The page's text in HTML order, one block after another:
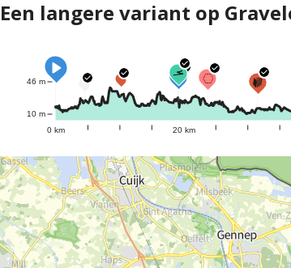
Een langere variant op
0 km 20 km
10 m
46 m